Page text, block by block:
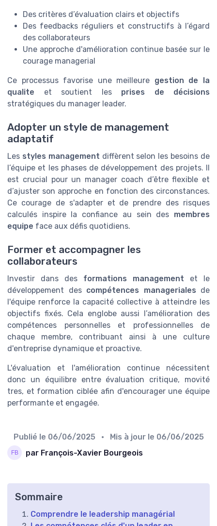
Des critères d’évaluation clairs et objectifs
Des feedbacks réguliers et constructifs à l’égard
des collaborateurs
Une approche d'amélioration continue basée sur le
courage managerial
Ce processus favorise une meilleure gestion de la
qualite et soutient les prises de décisions
stratégiques du manager leader.
Adopter un style de management
adaptatif
Les styles management diffèrent selon les besoins de
l’équipe et les phases de développement des projets. Il
est crucial pour un manager coach d’être flexible et
d’ajuster son approche en fonction des circonstances.
Ce courage de s'adapter et de prendre des risques
calculés inspire la confiance au sein des membres
equipe face aux défis quotidiens.
Former et accompagner les
collaborateurs
Investir dans des formations management et le
développement des compétences manageriales de
l'équipe renforce la capacité collective à atteindre les
objectifs fixés. Cela englobe aussi l’amélioration des
compétences personnelles et professionnelles de
chaque membre, contribuant ainsi à une culture
d'entreprise dynamique et proactive.
L'évaluation et l'amélioration continue nécessitent
donc un équilibre entre évaluation critique, movité
tres, et formation ciblée afin d'encourager une équipe
performante et engagée.
Publié le 06/06/2025 • Mis à jour le 06/06/2025
par François-Xavier Bourgeois
Sommaire
Comprendre le leadership managérial